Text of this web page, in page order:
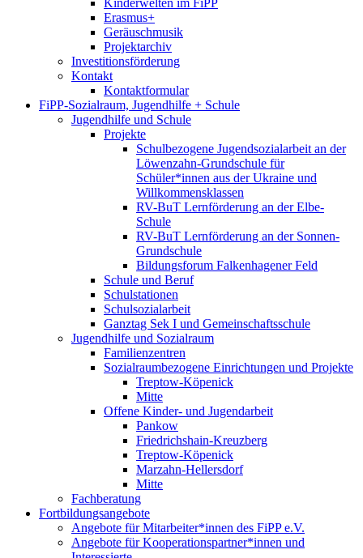
Erasmus+
Geräuschmusik
Projektarchiv
Investitionsförderung
Kontakt
Kontaktformular
FiPP-Sozialraum, Jugendhilfe + Schule
Jugendhilfe und Schule
Projekte
Schulbezogene Jugendsozialarbeit an der
Löwenzahn-Grundschule für
Schüler*innen aus der Ukraine und
Willkommensklassen
RV-BuT Lernförderung an der Elbe-
Schule
RV-BuT Lernförderung an der Sonnen-
Grundschule
Bildungsforum Falkenhagener Feld
Schule und Beruf
Schulstationen
Schulsozialarbeit
Ganztag Sek I und Gemeinschaftsschule
Jugendhilfe und Sozialraum
Familienzentren
Sozialraumbezogene Einrichtungen und Projekte
Treptow-Köpenick
Mitte
Offene Kinder- und Jugendarbeit
Pankow
Friedrichshain-Kreuzberg
Treptow-Köpenick
Marzahn-Hellersdorf
Mitte
Fachberatung
Fortbildungsangebote
Angebote für Mitarbeiter*innen des FiPP e.V.
Angebote für Kooperationspartner*innen und